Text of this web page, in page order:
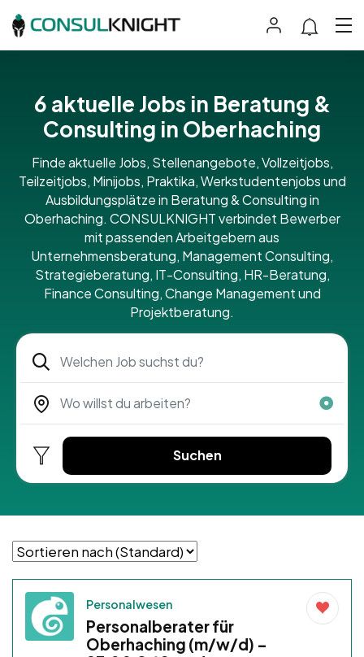
6 aktuelle Jobs in Beratung &
Consulting in Oberhaching
Finde aktuelle Jobs, Stellenangebote, Vollzeitjobs,
Teilzeitjobs, Minijobs, Praktika, Werkstudentenjobs und
Ausbildungsplätze in Beratung & Consulting in
Oberhaching. CONSULKNIGHT verbindet Bewerber
mit passenden Arbeitgebern aus
Unternehmensberatung, Management Consulting,
Strategieberatung, IT-Consulting, HR-Beratung,
Finance Consulting, Change Management und
Projektberatung.
Suchen
Personalwesen
Personalberater für
Oberhaching (m/w/d) –